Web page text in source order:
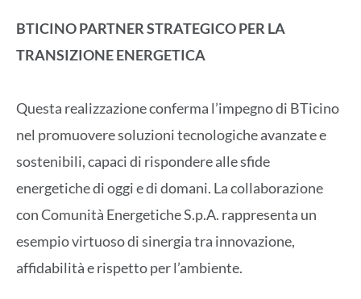
BTICINO PARTNER STRATEGICO PER LA
TRANSIZIONE ENERGETICA
Questa realizzazione conferma l’impegno di BTicino
nel promuovere soluzioni tecnologiche avanzate e
sostenibili, capaci di rispondere alle sfide
energetiche di oggi e di domani. La collaborazione
con Comunità Energetiche S.p.A. rappresenta un
esempio virtuoso di sinergia tra innovazione,
affidabilità e rispetto per l’ambiente.